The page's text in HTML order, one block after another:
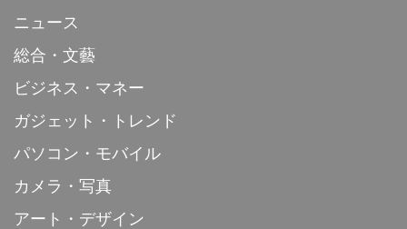
ニュース
総合・文藝
ビジネス・マネー
ガジェット・トレンド
パソコン・モバイル
カメラ・写真
アート・デザイン